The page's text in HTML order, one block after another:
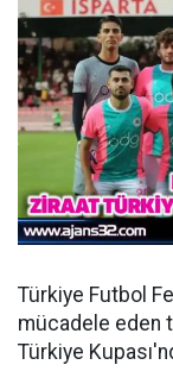
Türkiye Futbol
mücadele eden
Türkiye